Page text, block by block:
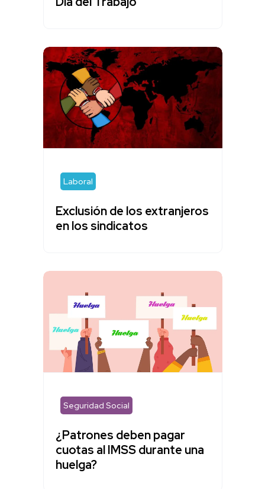
Laboral
Exclusión de los extranjeros
en los sindicatos
Seguridad Social
¿Patrones deben pagar
cuotas al IMSS durante una
huelga?